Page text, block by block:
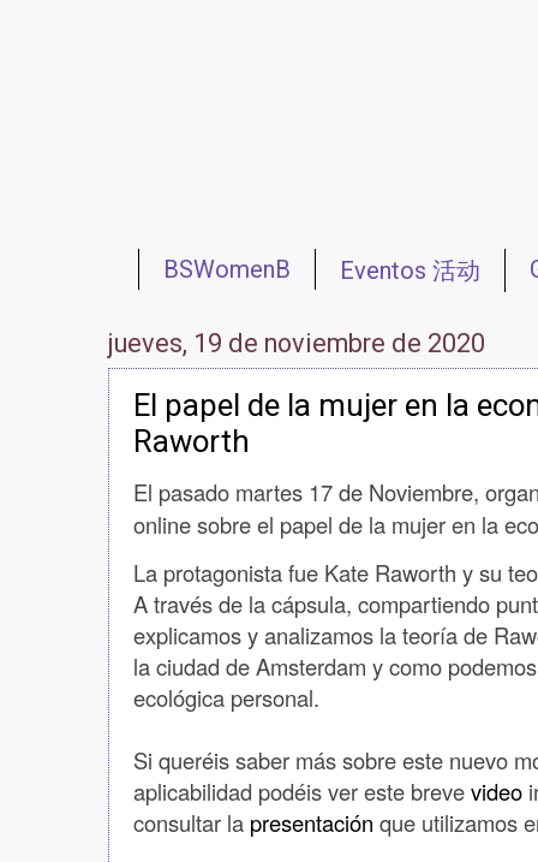
BSWomenB Eventos 活动
jueves, 19 de noviembre de 2020
El papel de la mujer en la
Raworth
El pasado martes 17 de Noviembre,
online sobre el papel de la mujer en la
La protagonista fue Kate Raworth y su
A través de la cápsula, compartiendo
explicamos y analizamos la teoría de
la ciudad de Amsterdam y como
ecológica personal.
Si queréis saber más sobre este nuevo
aplicabilidad podéis ver este brevevideo
consultar la presentación que utilizamos